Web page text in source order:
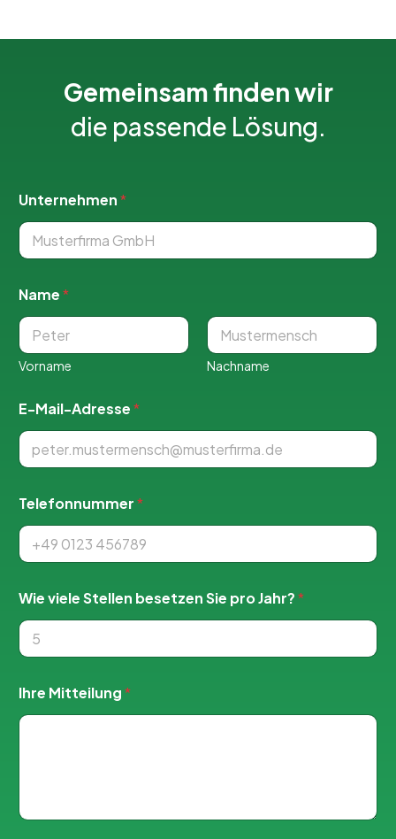
Gemeinsam finden wir
die passende Lösung.
Unternehmen*
Name*
Vorname Nachname
E-Mail-Adresse*
Telefonnummer*
-
M
i
-
A
d
S
Wie viele Stellen besetzen Sie pro Jahr?*
Ihre Mitteilung*